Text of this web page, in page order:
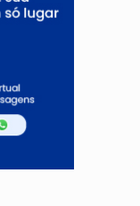
são presos com armas e drogas após
As Marias Somos Nós será
de motocicleta em frente
43 anos de emancipação com